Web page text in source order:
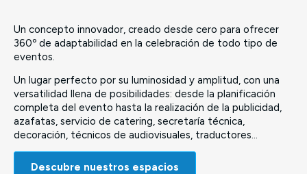
Un concepto innovador, creado desde cero para ofrecer
360º de adaptabilidad en la celebración de todo tipo de
eventos.
Un lugar perfecto por su luminosidad y amplitud, con una
versatilidad llena de posibilidades: desde la planificación
completa del evento hasta la realización de la publicidad,
azafatas, servicio de catering, secretaría técnica,
decoración, técnicos de audiovisuales, traductores…
Descubre nuestros espacios